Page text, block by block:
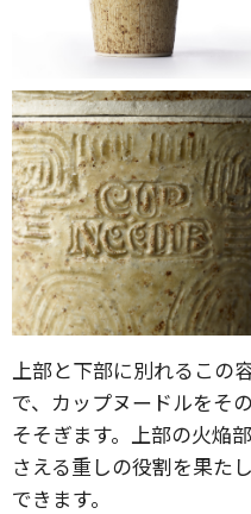
上部と下部に別れるこの
で、カップヌードルをそ
そそぎます。上部の火焔
さえる重しの役割を果た
できます。